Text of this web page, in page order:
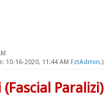
10-16-2020, 11:44 AM FztAdmin.)
(Fascial Paralizi)